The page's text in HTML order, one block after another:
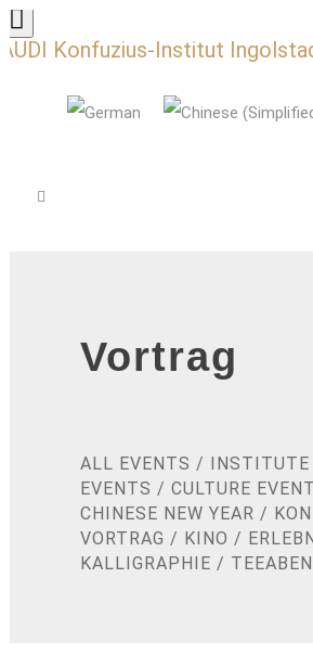
AUDI Konfuzius-Institut
Vortrag
ALL EVENTS / INSTITUTE
EVENTS / CULTURE
CHINESE NEW YEAR /
VORTRAG / KINO /
KALLIGRAPHIE /